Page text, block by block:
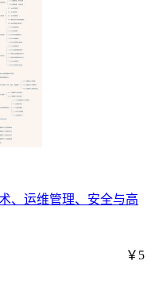
、运维管理、安全与高
￥5